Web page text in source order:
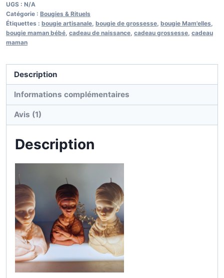
MaMan
&
bébé
Monde
UGS : N/A
Catégorie : Bougies & Rituels
Étiquettes : bougie artisanale, bougie de grossesse, bougie Mam'elles,
bougie maman bébé, cadeau de naissance, cadeau grossesse, cadeau
maman
Description
Informations complémentaires
Avis (1)
Description